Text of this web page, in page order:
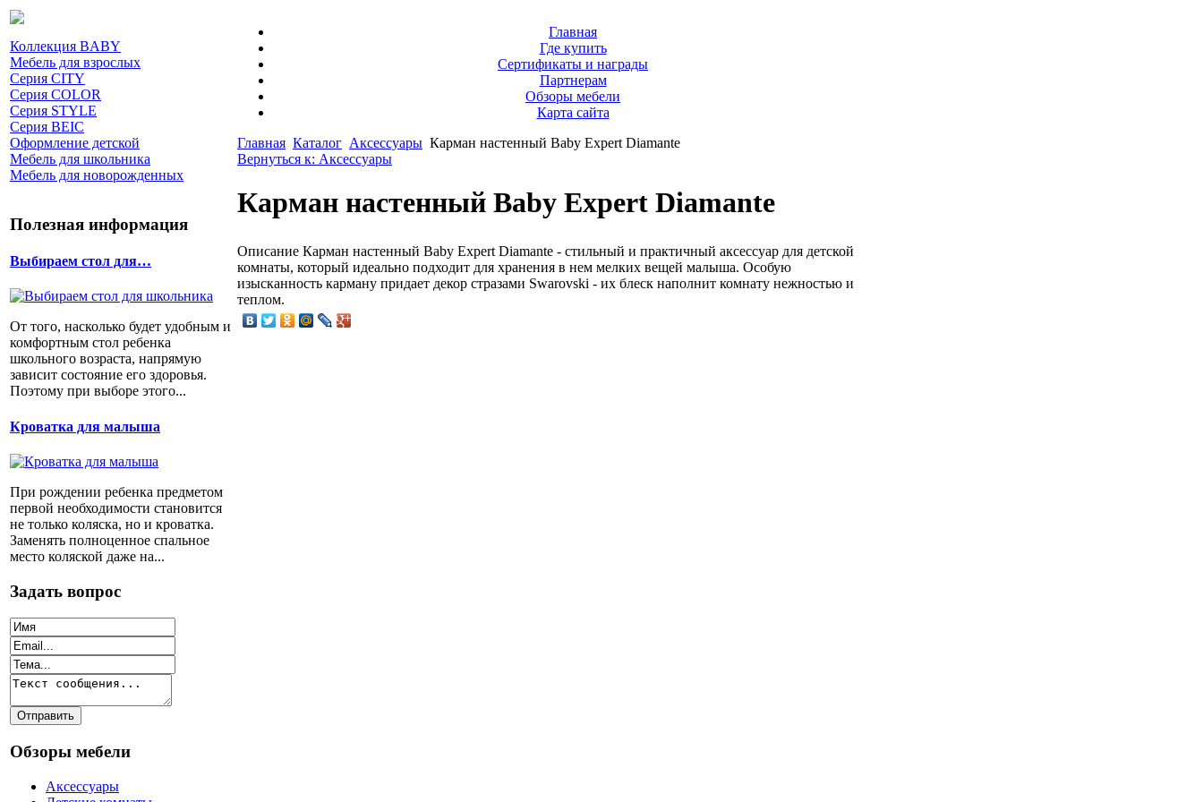
Коллекция BABY
Мебель для взрослых
Серия CITY
Серия COLOR
Серия STYLE
Серия BEIC
Оформление детской
Мебель для школьника
Мебель для новорожденных
Полезная информация
Выбираем стол для…
От того, насколько будет удобным и
комфортным стол ребенка
школьного возраста, напрямую
зависит состояние его здоровья.
Поэтому при выборе этого...
Кроватка для малыша
При рождении ребенка предметом
первой необходимости становится
не только коляска, но и кроватка.
Заменять полноценное спальное
место коляской даже на...
Задать вопрос
Обзоры мебели
Аксессуары
Главная
Где купить
Сертификаты и награды
Партнерам
Обзоры мебели
Карта сайта
Главная Каталог Аксессуары Карман настенный Baby Expert Diamante
Вернуться к: Аксессуары
Карман настенный Baby Expert Diamante
Описание Карман настенный Baby Expert Diamante - стильный и практичный аксессуар для детской
комнаты, который идеально подходит для хранения в нем мелких вещей малыша. Особую
изысканность карману придает декор стразами Swarovski - их блеск наполнит комнату нежностью и
теплом.